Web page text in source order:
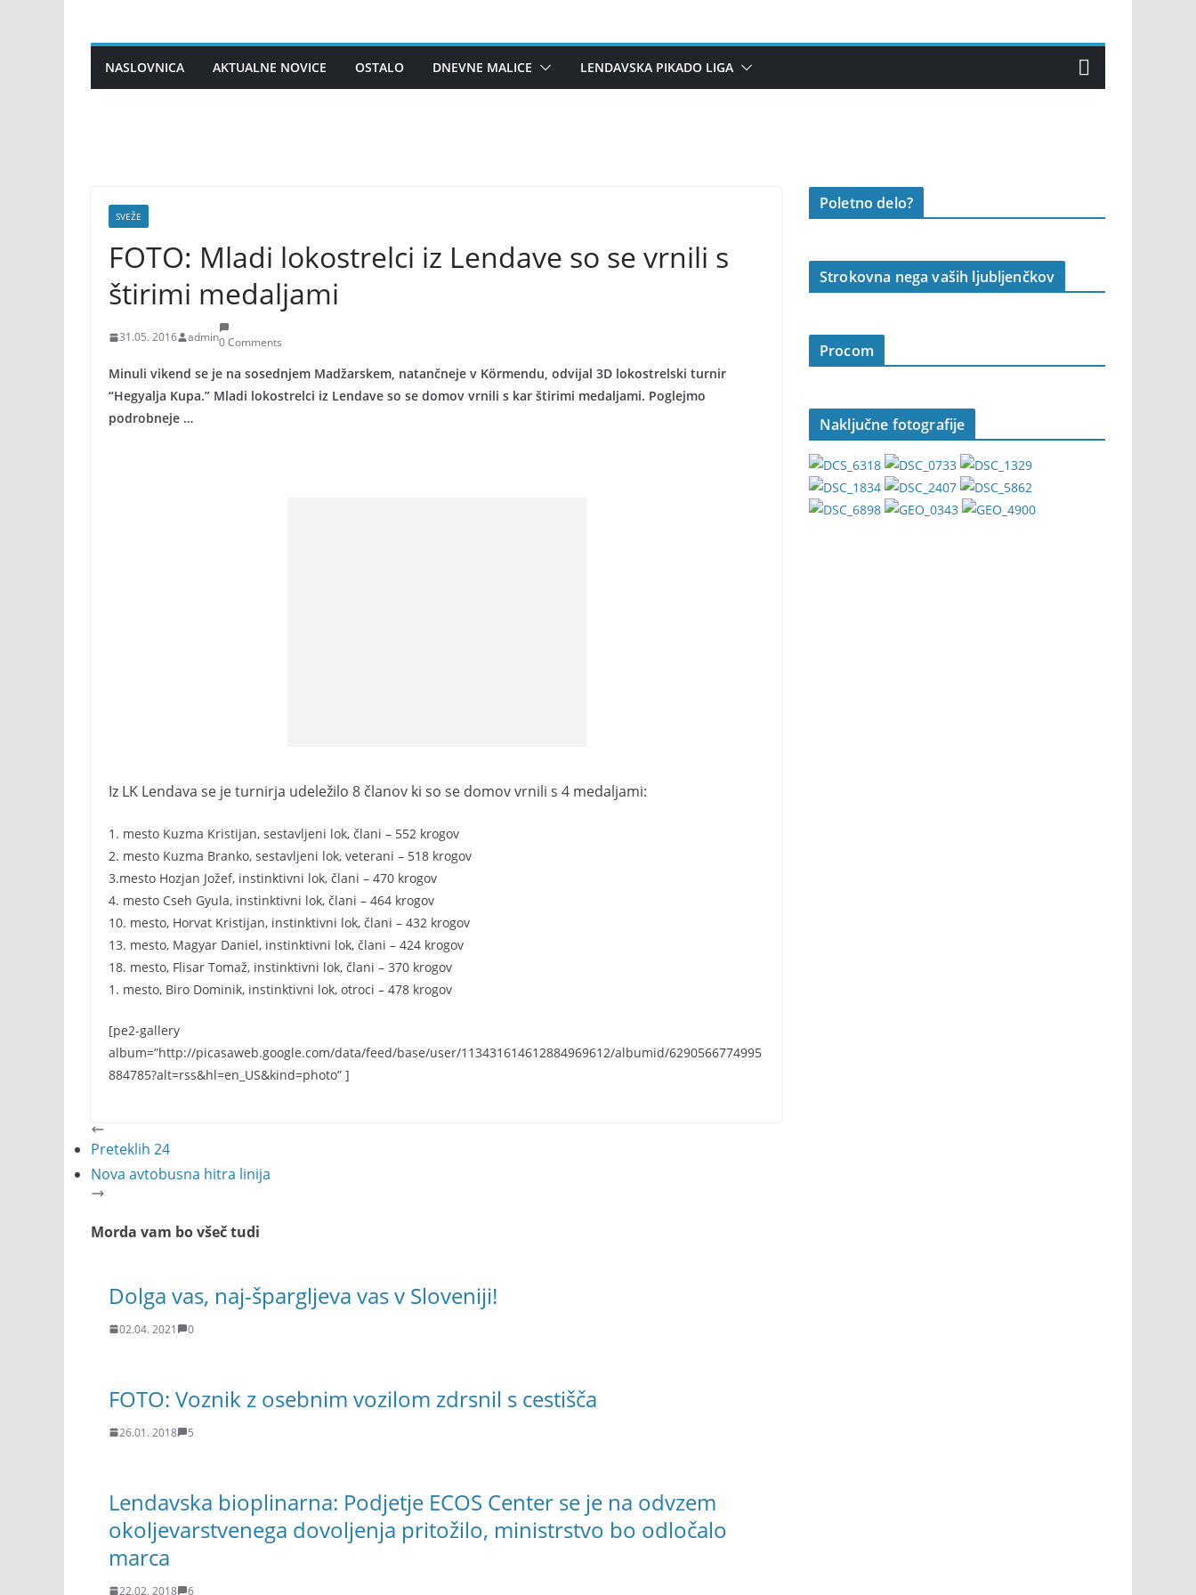
contentNASLOVNICA AKTUALNE NOVICE OSTALO DNEVNE MALICE LENDAVSKA PIKADO LIGA
SVEŽE
FOTO: Mladi lokostrelci iz Lendave so se vrnili s
štirimi medaljami
31.05. 2016 admin0 Comments
Minuli vikend se je na sosednjem Madžarskem, natančneje v Körmendu, odvijal 3D lokostrelski turnir
“Hegyalja Kupa.” Mladi lokostrelci iz Lendave so se domov vrnili s kar štirimi medaljami. Poglejmo
podrobneje …
Iz LK Lendava se je turnirja udeležilo 8 članov ki so se domov vrnili s 4 medaljami:
1. mesto Kuzma Kristijan, sestavljeni lok, člani – 552 krogov
2. mesto Kuzma Branko, sestavljeni lok, veterani – 518 krogov
3.mesto Hozjan Jožef, instinktivni lok, člani – 470 krogov
4. mesto Cseh Gyula, instinktivni lok, člani – 464 krogov
10. mesto, Horvat Kristijan, instinktivni lok, člani – 432 krogov
13. mesto, Magyar Daniel, instinktivni lok, člani – 424 krogov
18. mesto, Flisar Tomaž, instinktivni lok, člani – 370 krogov
1. mesto, Biro Dominik, instinktivni lok, otroci – 478 krogov
[pe2-gallery
album=”http://picasaweb.google.com/data/feed/base/user/113431614612884969612/albumid/6290566774995
884785?alt=rss&hl=en_US&kind=photo” ]
Preteklih 24
Nova avtobusna hitra linija
Morda vam bo všeč tudi
Dolga vas, naj-špargljeva vas v Sloveniji!
02.04. 2021 0
FOTO: Voznik z osebnim vozilom zdrsnil s cestišča
26.01. 2018 5
Lendavska bioplinarna: Podjetje ECOS Center se je na odvzem
okoljevarstvenega dovoljenja pritožilo, ministrstvo bo odločalo
marca
22.02. 2018 6
Poletno delo?
Strokovna nega vaših ljubljenčkov
Procom
Naključne fotografije